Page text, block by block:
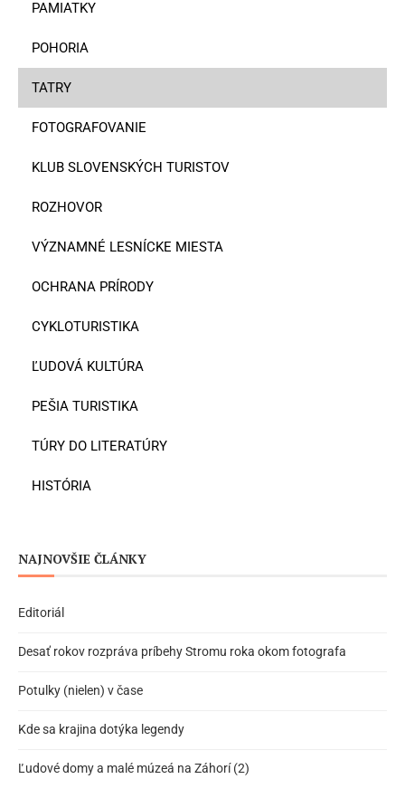
PAMIATKY
POHORIA
TATRY
FOTOGRAFOVANIE
KLUB SLOVENSKÝCH TURISTOV
ROZHOVOR
VÝZNAMNÉ LESNÍCKE MIESTA
OCHRANA PRÍRODY
CYKLOTURISTIKA
ĽUDOVÁ KULTÚRA
PEŠIA TURISTIKA
TÚRY DO LITERATÚRY
HISTÓRIA
NAJNOVŠIE ČLÁNKY
Editoriál
Desať rokov rozpráva príbehy Stromu roka okom fotografa
Potulky (nielen) v čase
Kde sa krajina dotýka legendy
Ľudové domy a malé múzeá na Záhorí (2)